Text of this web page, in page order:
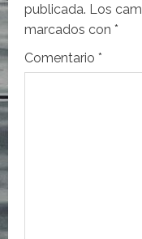
i
ó
publicada. Los
marcados con *
Comentario *